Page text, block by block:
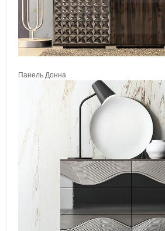
Панель Донна